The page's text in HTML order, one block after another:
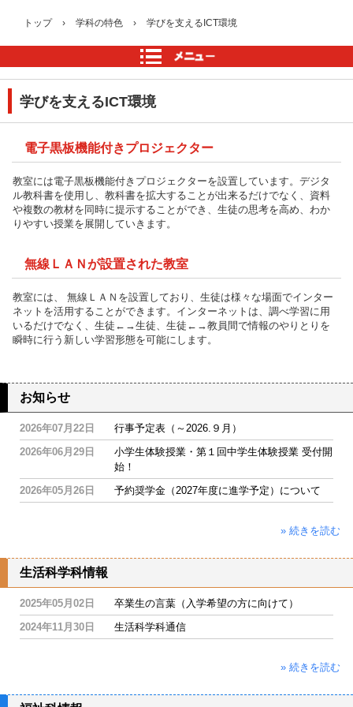
トップ › 学科の特色 › 学びを支えるICT環境
学びを支えるICT環境
電子黒板機能付きプロジェクター
教室には電子黒板機能付きプロジェクターを設置しています。デジタ
ル教科書を使用し、教科書を拡大することが出来るだけでなく、資料
や複数の教材を同時に提示することができ、生徒の思考を高め、わか
りやすい授業を展開していきます。
無線ＬＡＮが設置された教室
教室には、 無線ＬＡＮを設置しており、生徒は様々な場面でインター
ネットを活用することができます。インターネットは、調べ学習に用
いるだけでなく、生徒←→生徒、生徒←→教員間で情報のやりとりを
瞬時に行う新しい学習形態を可能にします。
お知らせ
2026年07月22日
行事予定表（～2026.９月）
2026年06月29日
小学生体験授業・第１回中学生体験授業 受付開
始！
2026年05月26日
予約奨学金（2027年度に進学予定）について
» 続きを読む
生活科学科情報
2025年05月02日
卒業生の言葉（入学希望の方に向けて）
2024年11月30日
生活科学科通信
» 続きを読む